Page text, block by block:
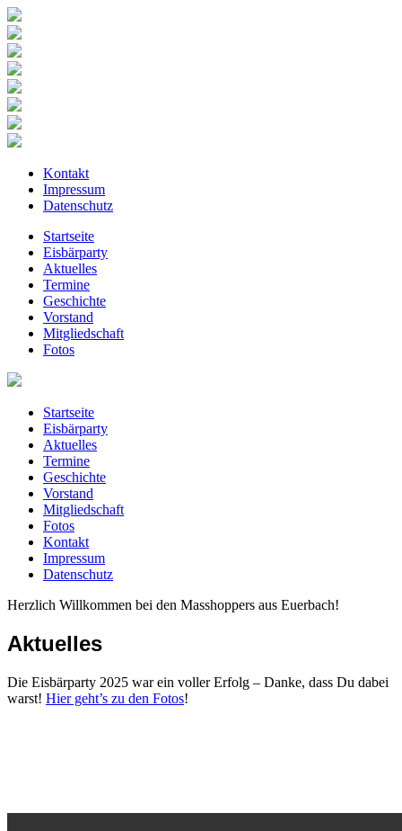
Kontakt
Impressum
Datenschutz
Startseite
Eisbärparty
Aktuelles
Termine
Geschichte
Vorstand
Mitgliedschaft
Fotos
Startseite
Eisbärparty
Aktuelles
Termine
Geschichte
Vorstand
Mitgliedschaft
Fotos
Kontakt
Impressum
Datenschutz
Herzlich Willkommen bei den Masshoppers aus Euerbach!
Aktuelles
Die Eisbärparty 2025 war ein voller Erfolg – Danke, dass Du dabei
warst! Hier geht’s zu den Fotos!